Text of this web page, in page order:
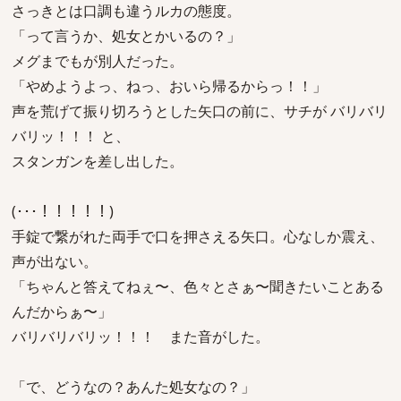
さっきとは口調も違うルカの態度。
「って言うか、処女とかいるの？」
メグまでもが別人だった。
「やめようよっ、ねっ、おいら帰るからっ！！」
声を荒げて振り切ろうとした矢口の前に、サチが バリバリ
バリッ！！！ と、
スタンガンを差し出した。
(･･･！！！！！)
手錠で繋がれた両手で口を押さえる矢口。心なしか震え、
声が出ない。
「ちゃんと答えてねぇ〜、色々とさぁ〜聞きたいことある
んだからぁ〜」
バリバリバリッ！！！ また音がした。
「で、どうなの？あんた処女なの？」